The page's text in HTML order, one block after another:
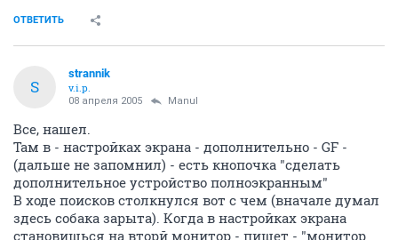
ОТВЕТИТЬ
S
strannik
v.i.p.
08 апреля 2005 Manul
Все, нашел.
Там в - настройках экрана - дополнительно - GF -
(дальше не запомнил) - есть кнопочка "сделать
дополнительное устройство полноэкранным"
В ходе поисков столкнулся вот с чем (вначале думал
здесь собака зарыта). Когда в настройках экрана
становишься на вторй монитор - пишет - "монитор